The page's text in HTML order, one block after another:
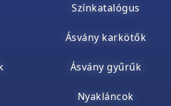
Színkatalógus
Ásvány karkötők
Ásvány gyűrűk
Nyakláncok